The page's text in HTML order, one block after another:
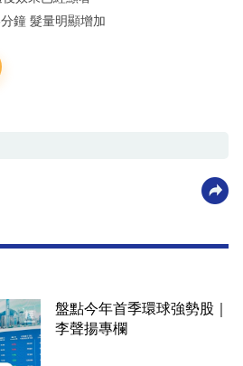
鐘 髮量明顯增加
盤點今年首季環球強勢股｜
李聲揚專欄